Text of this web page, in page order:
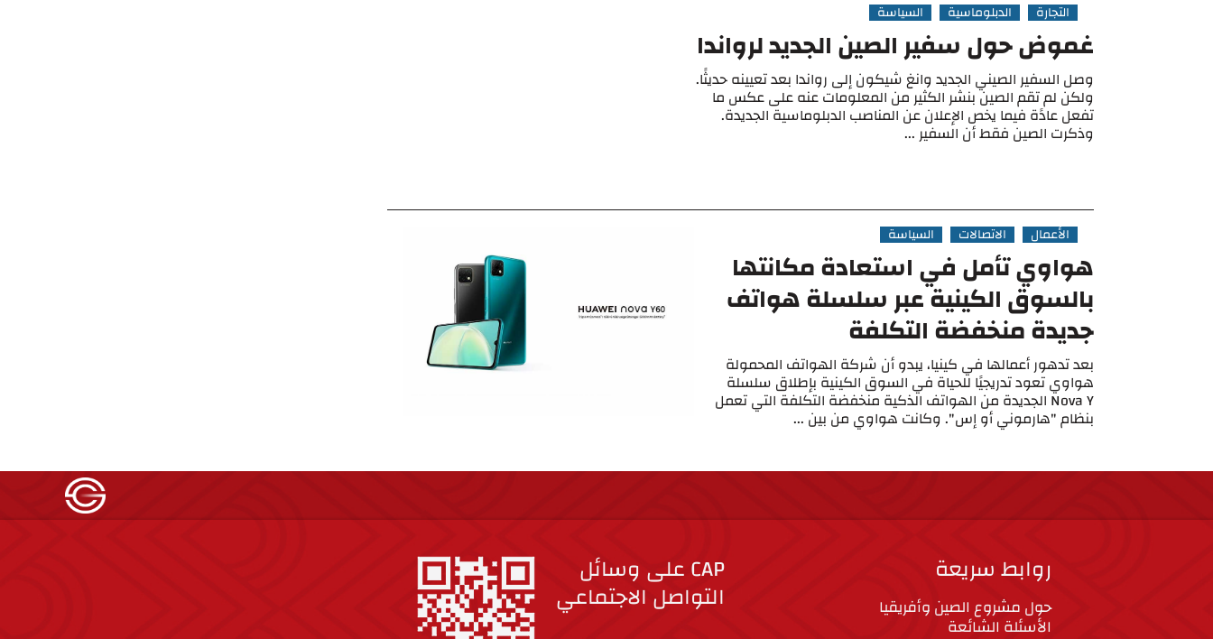
التجارة الدبلوماسية السياسة
غموض حول سفير الصين الجديد لرواندا
وصل السفير الصيني الجديد وانغ شيكون إلى رواندا بعد تعيينه حديثًا.
ولكن لم تقم الصين بنشر الكثير من المعلومات عنه على عكس ما
تفعل عادًة فيما يخص الإعلان عن المناصب الدبلوماسية الجديدة.
وذكرت الصين فقط أن السفير ...
الأعمال الاتصالات السياسة
هواوي تأمل في استعادة مكانتها
بالسوق الكينية عبر سلسلة هواتف
جديدة منخفضة التكلفة
بعد تدهور أعمالها في كينيا، يبدو أن شركة الهواتف المحمولة
هواوي تعود تدريجيًا للحياة في السوق الكينية بإطلاق سلسلة
Nova Y الجديدة من الهواتف الذكية منخفضة التكلفة التي تعمل
بنظام "هارموني أو إس". وكانت هواوي من بين ...
روابط سريعة
حول مشروع الصين وأفريقيا
الأسئلة الشائعة
CAP على وسائل
التواصل الاجتماعي